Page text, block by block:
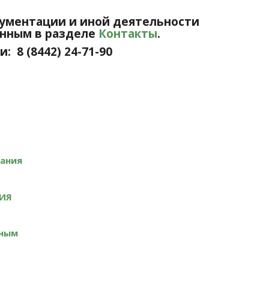
и иной деятельности
в разделе Контакты.
8 (8442) 24-71-90